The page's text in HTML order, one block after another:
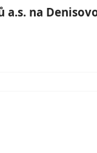
a.s. na